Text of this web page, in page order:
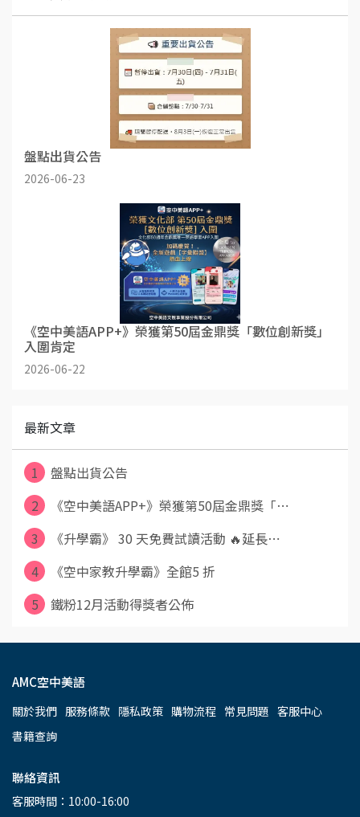
盤點出貨公告
2026-06-23
《空中美語APP+》榮獲第50屆金鼎獎「數位創新獎」
入圍肯定
2026-06-22
最新文章
1
盤點出貨公告
2
《空中美語APP+》榮獲第50屆金鼎獎「⋯
3
《升學霸》 30 天免費試讀活動 🔥延長⋯
4
《空中家教升學霸》全館5 折
5
鐵粉12月活動得獎者公佈
AMC空中美語
關於我們 服務條款 隱私政策 購物流程 常見問題 客服中心
書籍查詢
聯絡資訊
客服時間：10:00-16:00